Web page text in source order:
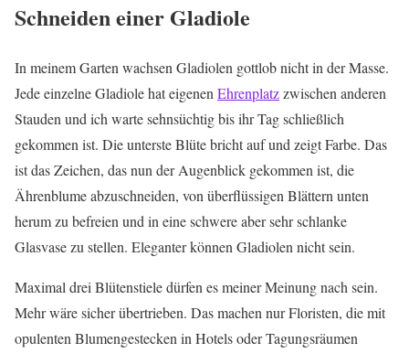
Schneiden einer Gladiole
In meinem Garten wachsen Gladiolen gottlob nicht in der Masse.
Jede einzelne Gladiole hat eigenen Ehrenplatzzwischen anderen
Stauden und ich warte sehnsüchtig bis ihr Tag schließlich
gekommen ist. Die unterste Blüte bricht auf und zeigt Farbe. Das
ist das Zeichen, das nun der Augenblick gekommen ist, die
Ährenblume abzuschneiden, von überflüssigen Blättern unten
herum zu befreien und in eine schwere aber sehr schlanke
Glasvase zu stellen. Eleganter können Gladiolen nicht sein.
Maximal drei Blütenstiele dürfen es meiner Meinung nach sein.
Mehr wäre sicher übertrieben. Das machen nur Floristen, die mit
opulenten Blumengestecken in Hotels oder Tagungsräumen